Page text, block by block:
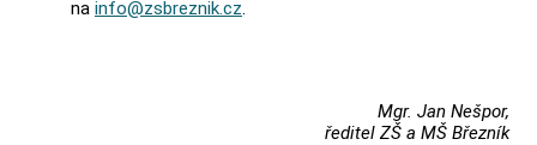
na info@zsbreznik.cz.
Mgr. Jan Nešpor,
ředitel ZŠ a MŠ Březník